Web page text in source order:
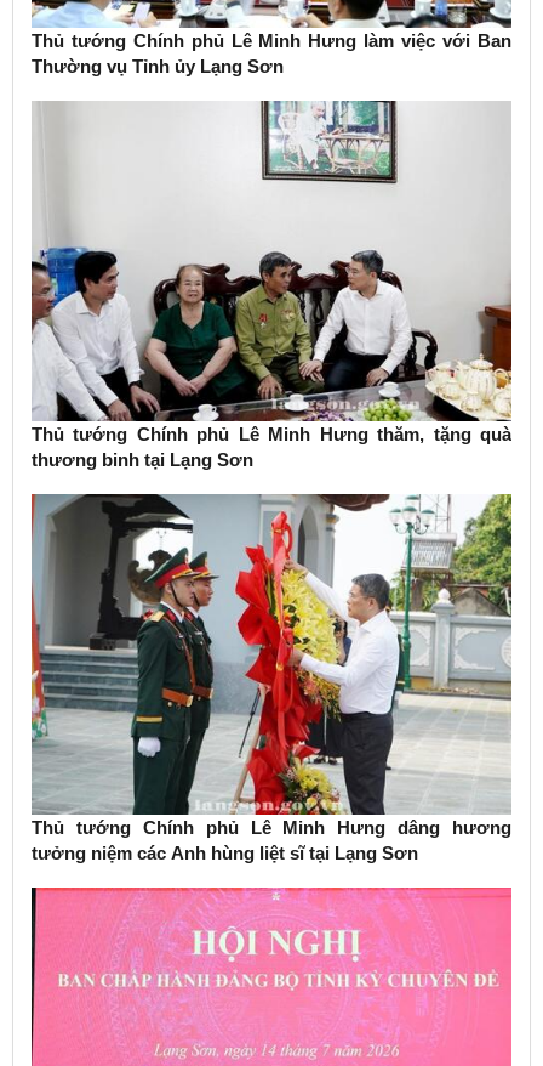
Thủ tướng Chính phủ Lê Minh Hưng làm việc với Ban
Thường vụ Tỉnh ủy Lạng Sơn
Thủ tướng Chính phủ Lê Minh Hưng thăm, tặng quà
thương binh tại Lạng Sơn
Thủ tướng Chính phủ Lê Minh Hưng dâng hương
tưởng niệm các Anh hùng liệt sĩ tại Lạng Sơn